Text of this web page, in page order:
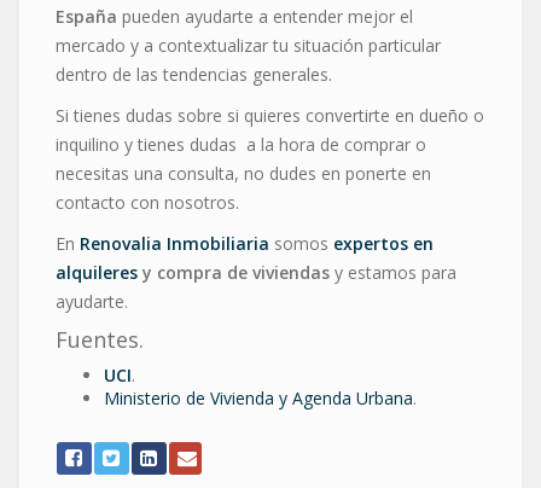
España pueden ayudarte a entender mejor el
mercado y a contextualizar tu situación particular
dentro de las tendencias generales.
Si tienes dudas sobre si quieres convertirte en dueño o
inquilino y tienes dudas a la hora de comprar o
necesitas una consulta, no dudes en ponerte en
contacto con nosotros.
En Renovalia Inmobiliaria somos expertos en
alquileres y compra de viviendas y estamos para
ayudarte.
Fuentes.
UCI.
Ministerio de Vivienda y Agenda Urbana.